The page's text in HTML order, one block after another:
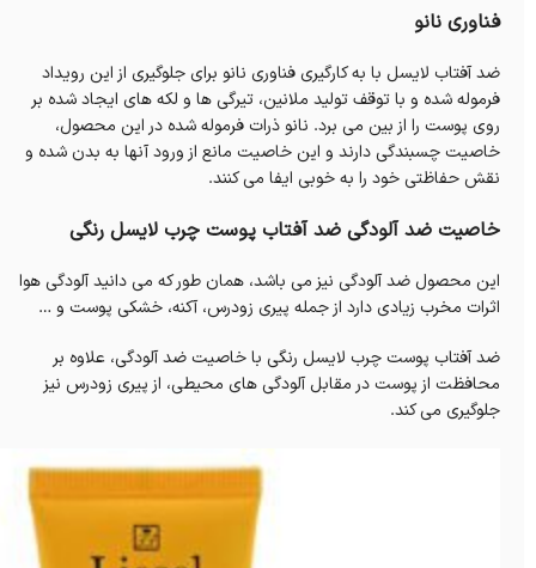
فناوری نانو
ضد آفتاب لایسل با به کارگیری فناوری نانو برای جلوگیری از این رویداد
فرموله شده و با توقف تولید ملانین، تیرگی ها و لکه های ایجاد شده بر
روی پوست را از بین می برد. نانو ذرات فرموله شده در این محصول،
خاصیت چسبندگی دارند و این خاصیت مانع از ورود آنها به بدن شده و
نقش حفاظتی خود را به خوبی ایفا می کنند.
خاصیت ضد آلودگی ضد آفتاب پوست چرب لایسل رنگی
این محصول ضد آلودگی نیز می باشد، همان طور که می دانید آلودگی هوا
اثرات مخرب زیادی دارد از جمله پیری زودرس، آکنه، خشکی پوست و …
ضد آفتاب پوست چرب لایسل رنگی با خاصیت ضد آلودگی، علاوه بر
محافظت از پوست در مقابل آلودگی های محیطی، از پیری زودرس نیز
جلوگیری می کند.